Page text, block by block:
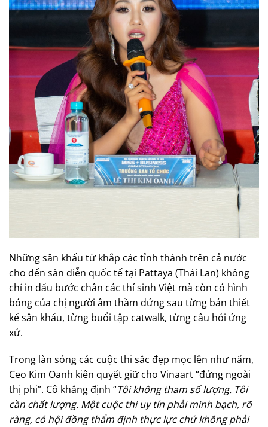
Những sân khấu từ khắp các tỉnh thành trên cả nước
cho đến sàn diễn quốc tế tại Pattaya (Thái Lan) không
chỉ in dấu bước chân các thí sinh Việt mà còn có hình
bóng của chị người âm thầm đứng sau từng bản thiết
kế sân khấu, từng buổi tập catwalk, từng câu hỏi ứng
xử.
Trong làn sóng các cuộc thi sắc đẹp mọc lên như nấm,
Ceo Kim Oanh kiên quyết giữ cho Vinaart “đứng ngoài
thị phi”. Cô khẳng định “Tôi không tham số lượng. Tôi
cần chất lượng. Một cuộc thi uy tín phải minh bạch, rõ
ràng, có hội đồng thẩm định thực lực chứ không phải